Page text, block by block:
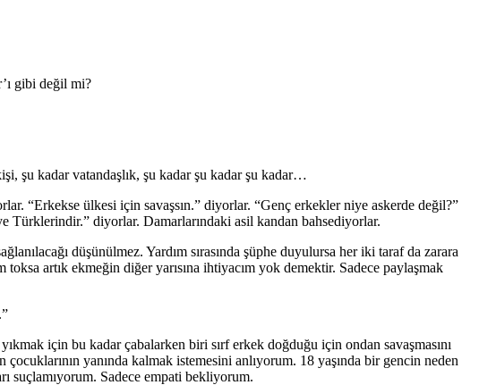
gibi değil mi?
şu kadar vatandaşlık, şu kadar şu kadar şu kadar…
“Erkekse ülkesi için savaşsın.” diyorlar. “Genç erkekler niye askerde değil?”
Türklerindir.” diyorlar. Damarlarındaki asil kandan bahsediyorlar.
düşünülmez. Yardım sırasında şüphe duyulursa her iki taraf da zarara
artık ekmeğin diğer yarısına ihtiyacım yok demektir. Sadece paylaşmak
için bu kadar çabalarken biri sırf erkek doğduğu için ondan savaşmasını
yanında kalmak istemesini anlıyorum. 18 yaşında bir gencin neden
suçlamıyorum. Sadece empati bekliyorum.